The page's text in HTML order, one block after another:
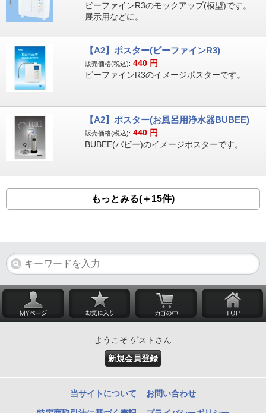
ビーファインR3のモックアップ(模型)です。
展示用などに。
【A2】ポスター(ビーファインR3)
販売価格(税込): 440 円
ビーファインR3のイメージポスターです。
【A2】ポスター(お風呂用浄水器BUBEE)
販売価格(税込): 440 円
BUBEE(バビー)のイメージポスターです。
もっとみる(＋15件)
ようこそ ゲストさん
新規会員登録
当サイトについて お問い合わせ